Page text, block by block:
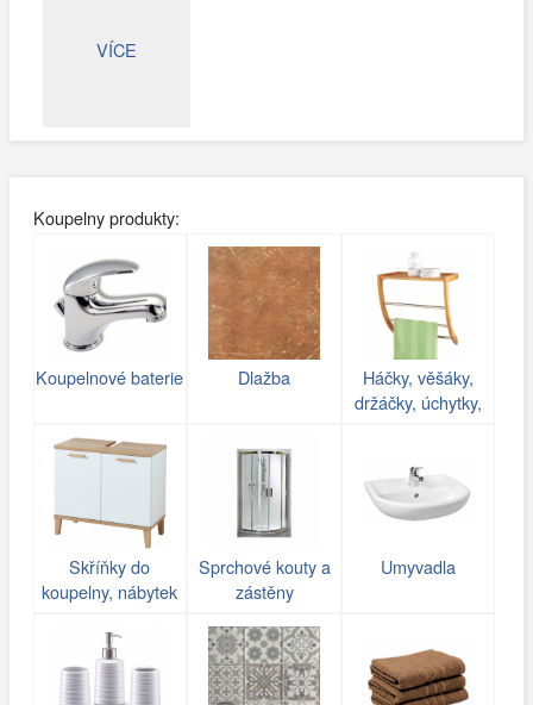
VÍCE
Koupelny produkty:
Koupelnové baterie Dlažba
Háčky, věšáky,
držáčky, úchytky,
Skříňky do
koupelny, nábytek
Sprchové kouty a
zástěny
Umyvadla